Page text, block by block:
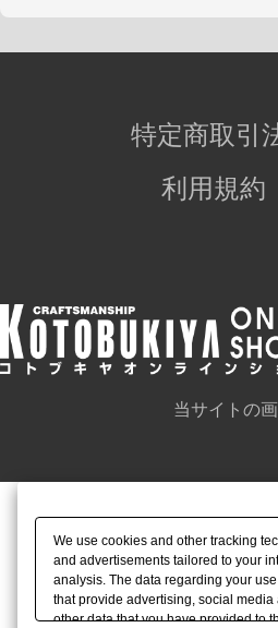
特定商取引
利用規約
当サイトの
We use cookies and other tracking
and advertisements tailored to your
analysis. The data regarding your
that provide advertising, social
other data that you have provided to